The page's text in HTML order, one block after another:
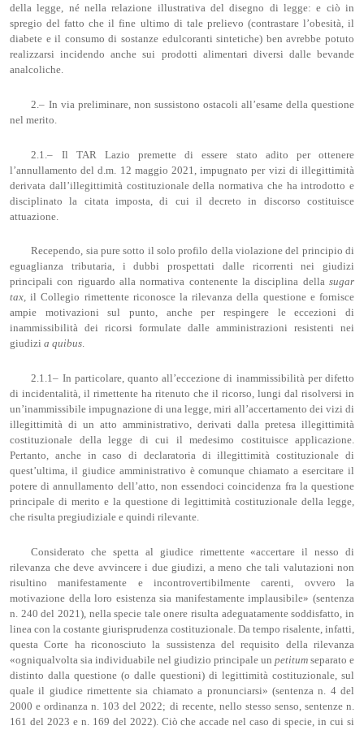
della legge, né nella relazione illustrativa del disegno di legge: e ciò in
spregio del fatto che il fine ultimo di tale prelievo (contrastare l’obesità, il
diabete e il consumo di sostanze edulcoranti sintetiche) ben avrebbe potuto
realizzarsi incidendo anche sui prodotti alimentari diversi dalle bevande
analcoliche.
2.– In via preliminare, non sussistono ostacoli all’esame della questione
nel merito.
2.1.– Il TAR Lazio premette di essere stato adito per ottenere
l’annullamento del d.m. 12 maggio 2021, impugnato per vizi di illegittimità
derivata dall’illegittimità costituzionale della normativa che ha introdotto e
disciplinato la citata imposta, di cui il decreto in discorso costituisce
attuazione.
Recependo, sia pure sotto il solo profilo della violazione del principio di
eguaglianza tributaria, i dubbi prospettati dalle ricorrenti nei giudizi
principali con riguardo alla normativa contenente la disciplina della sugar
tax, il Collegio rimettente riconosce la rilevanza della questione e fornisce
ampie motivazioni sul punto, anche per respingere le eccezioni di
inammissibilità dei ricorsi formulate dalle amministrazioni resistenti nei
giudizi a quibus.
2.1.1– In particolare, quanto all’eccezione di inammissibilità per difetto
di incidentalità, il rimettente ha ritenuto che il ricorso, lungi dal risolversi in
un’inammissibile impugnazione di una legge, miri all’accertamento dei vizi di
illegittimità di un atto amministrativo, derivati dalla pretesa illegittimità
costituzionale della legge di cui il medesimo costituisce applicazione.
Pertanto, anche in caso di declaratoria di illegittimità costituzionale di
quest’ultima, il giudice amministrativo è comunque chiamato a esercitare il
potere di annullamento dell’atto, non essendoci coincidenza fra la questione
principale di merito e la questione di legittimità costituzionale della legge,
che risulta pregiudiziale e quindi rilevante.
Considerato che spetta al giudice rimettente «accertare il nesso di
rilevanza che deve avvincere i due giudizi, a meno che tali valutazioni non
risultino manifestamente e incontrovertibilmente carenti, ovvero la
motivazione della loro esistenza sia manifestamente implausibile» (sentenza
n. 240 del 2021), nella specie tale onere risulta adeguatamente soddisfatto, in
linea con la costante giurisprudenza costituzionale. Da tempo risalente, infatti,
questa Corte ha riconosciuto la sussistenza del requisito della rilevanza
«ogniqualvolta sia individuabile nel giudizio principale un petitum separato e
distinto dalla questione (o dalle questioni) di legittimità costituzionale, sul
quale il giudice rimettente sia chiamato a pronunciarsi» (sentenza n. 4 del
2000 e ordinanza n. 103 del 2022; di recente, nello stesso senso, sentenze n.
161 del 2023 e n. 169 del 2022). Ciò che accade nel caso di specie, in cui si